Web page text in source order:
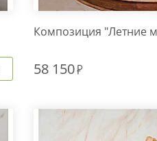
Композиция "Летние
58 150